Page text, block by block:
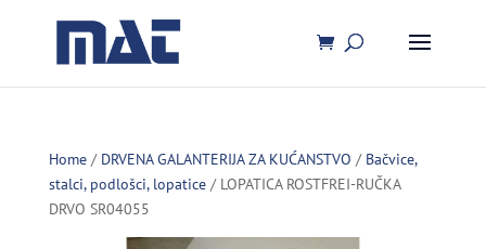
Home/ DRVENA GALANTERIJA ZA KUĆANSTVO / Bačvice,
stalci, podlošci, lopatice/ LOPATICA ROSTFREI-RUČKA
DRVO SR04055